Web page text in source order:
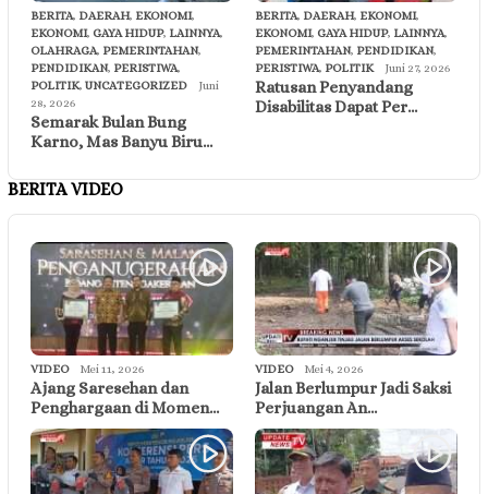
BERITA, DAERAH, EKONOMI,
EKONOMI, GAYA HIDUP, LAINNYA,
OLAHRAGA, PEMERINTAHAN,
PENDIDIKAN, PERISTIWA,
POLITIK, UNCATEGORIZED
Juni
28, 2026
Semarak Bulan Bung
Karno, Mas Banyu Biru…
BERITA, DAERAH, EKONOMI,
EKONOMI, GAYA HIDUP, LAINNYA,
PEMERINTAHAN, PENDIDIKAN,
PERISTIWA, POLITIK Juni 27, 2026
Ratusan Penyandang
Disabilitas Dapat Per…
BERITA VIDEO
VIDEO Mei 11, 2026
Ajang Saresehan dan
Penghargaan di Momen…
VIDEO Mei 4, 2026
Jalan Berlumpur Jadi Saksi
Perjuangan An…